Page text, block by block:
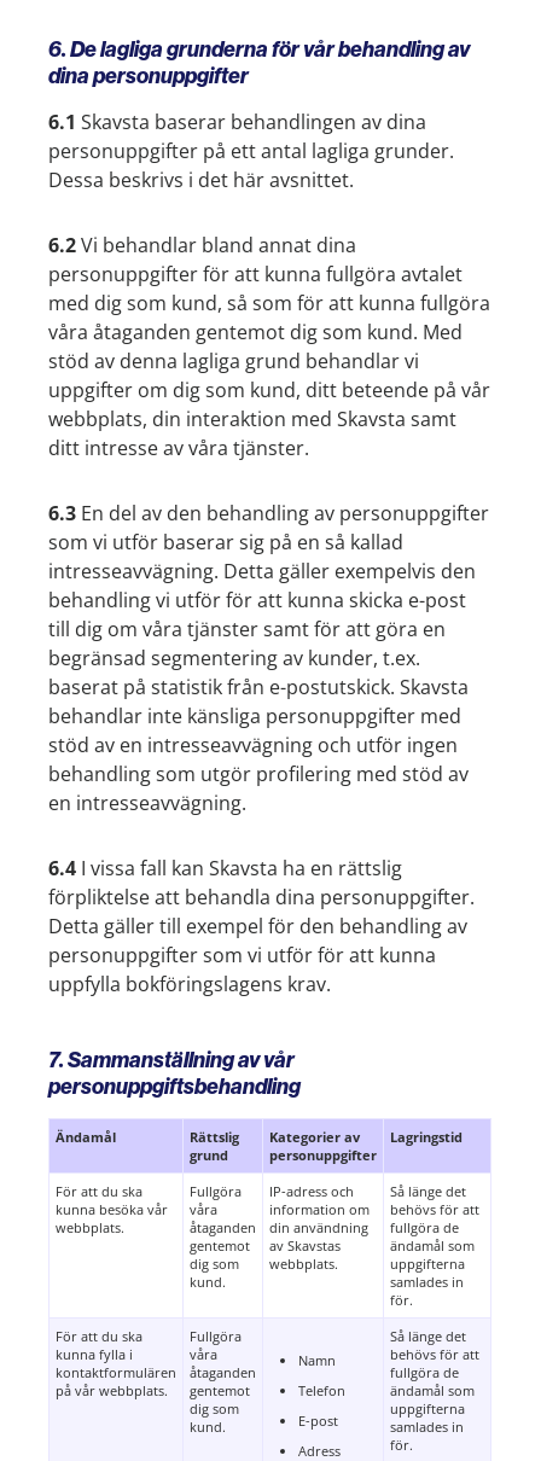
6. De lagliga grunderna för vår behandling av
dina personuppgifter
6.1 Skavsta baserar behandlingen av dina
personuppgifter på ett antal lagliga grunder.
Dessa beskrivs i det här avsnittet.
6.2Vi behandlar bland annat dina
personuppgifter för att kunna fullgöra avtalet
med dig som kund, så som för att kunna fullgöra
våra åtaganden gentemot dig som kund. Med
stöd av denna lagliga grund behandlar vi
uppgifter om dig som kund, ditt beteende på vår
webbplats, din interaktion med Skavsta samt
ditt intresse av våra tjänster.
6.3 En del av den behandling av personuppgifter
som vi utför baserar sig på en så kallad
intresseavvägning. Detta gäller exempelvis den
behandling vi utför för att kunna skicka e-post
till dig om våra tjänster samt för att göra en
begränsad segmentering av kunder, t.ex.
baserat på statistik från e-postutskick. Skavsta
behandlar inte känsliga personuppgifter med
stöd av en intresseavvägning och utför ingen
behandling som utgör profilering med stöd av
en intresseavvägning.
6.4 I vissa fall kan Skavsta ha en rättslig
förpliktelse att behandla dina personuppgifter.
Detta gäller till exempel för den behandling av
personuppgifter som vi utför för att kunna
uppfylla bokföringslagens krav.
7. Sammanställning av vår
personuppgiftsbehandling
Ändamål
Rättslig
grund
Kategorier av
personuppgifter
Lagringstid
För att du ska
kunna besöka vår
webbplats.
Fullgöra
våra
åtaganden
gentemot
dig som
kund.
IP-adress och
information om
din användning
av Skavstas
webbplats.
Så länge det
behövs för att
fullgöra de
ändamål som
uppgifterna
samlades in
för.
För att du ska
kunna fylla i
kontaktformulären
på vår webbplats.
Fullgöra
våra
åtaganden
gentemot
dig som
kund.
Namn
Telefon
E-post
Adress
Så länge det
behövs för att
fullgöra de
ändamål som
uppgifterna
samlades in
för.